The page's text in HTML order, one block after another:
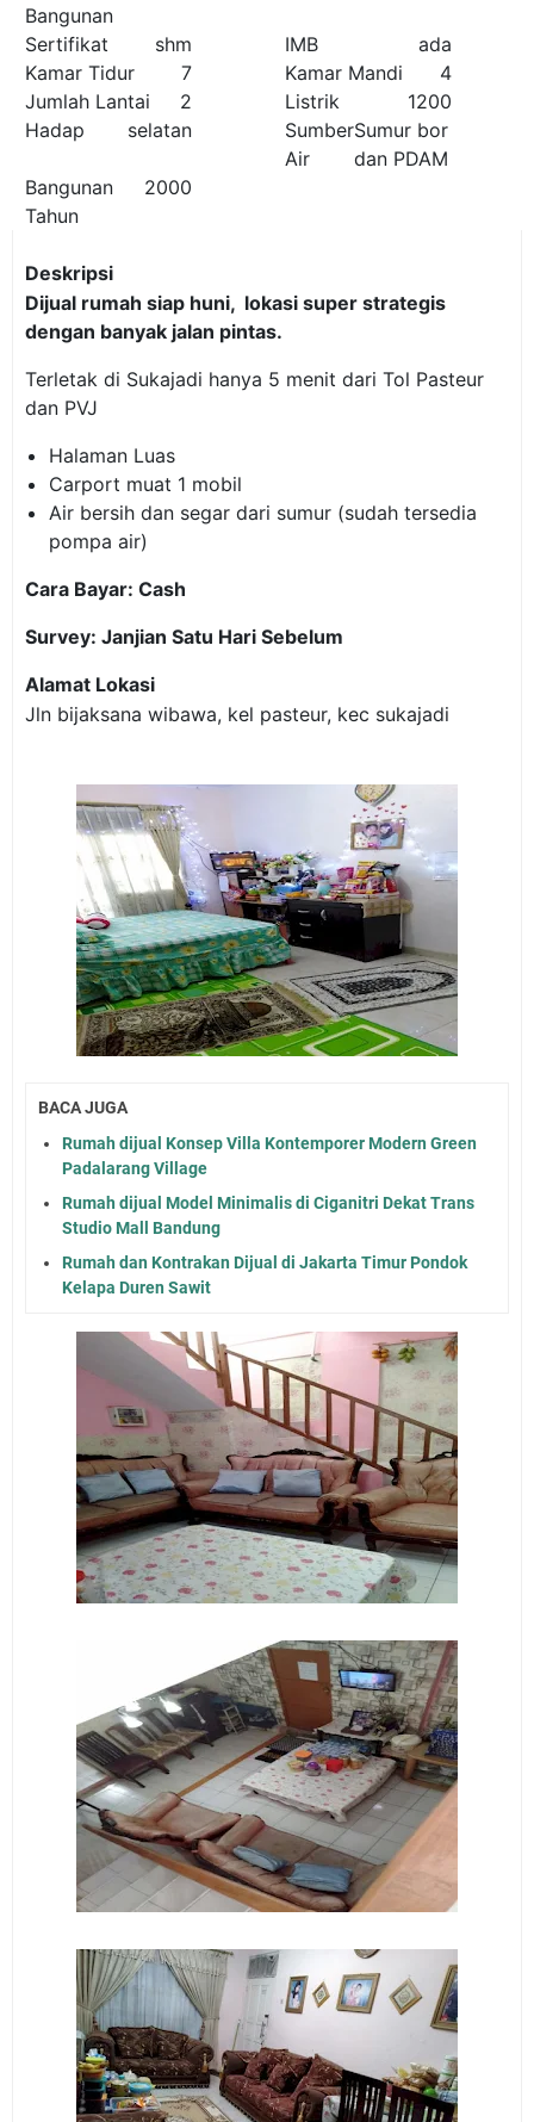
Bangunan
Sertifikat shm IMB
ada
Kamar Tidur
7 Kamar Mandi
4
Jumlah Lantai
2 Listrik
1200
Hadap
selatan
Sumber
Air
Sumur bor
dan PDAM
Bangunan
Tahun
2000
Deskripsi
Dijual rumah siap huni, lokasi super strategis
dengan banyak jalan pintas.
Terletak di Sukajadi hanya 5 menit dari Tol Pasteur
dan PVJ
Halaman Luas
Carport muat 1 mobil
Air bersih dan segar dari sumur (sudah tersedia
pompa air)
Cara Bayar: Cash
Survey: Janjian Satu Hari Sebelum
Alamat Lokasi
Jln bijaksana wibawa, kel pasteur, kec sukajadi
BACA JUGA
Rumah dijual Konsep Villa Kontemporer Modern Green
Padalarang Village
Rumah dijual Model Minimalis di Ciganitri Dekat Trans
Studio Mall Bandung
Rumah dan Kontrakan Dijual di Jakarta Timur Pondok
Kelapa Duren Sawit